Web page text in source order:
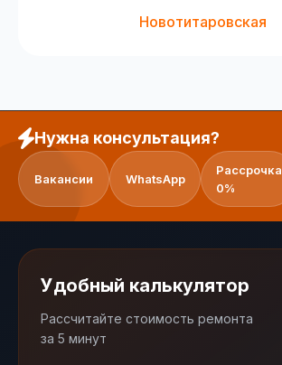
Новотитаровская
Нужна консультация?
Вакансии WhatsApp
Рассрочка
0%
Удобный калькулятор
Рассчитайте стоимость ремонта
за 5 минут